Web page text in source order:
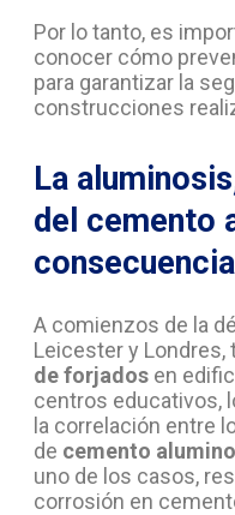
Por lo tanto, es
conocer cómo
para garantizar la
construcciones
La
del cemento
A comienzos de la
Leicester y
de forjados en
centros educativos,
la correlación entre
de cemento
uno de los casos,
corrosión en